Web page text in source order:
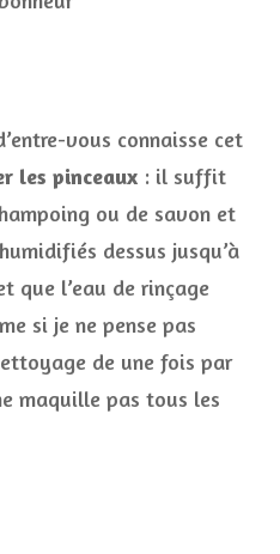
vous connaisse cet
les pinceaux : il suffit
ou de savon et
dessus jusqu’à
que l’eau de rinçage
si je ne pense pas
de une fois par
maquille pas tous les